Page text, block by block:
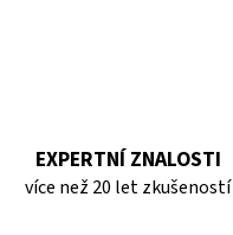
EXPERTNÍ ZNALOSTI
více než 20 let zkušeností